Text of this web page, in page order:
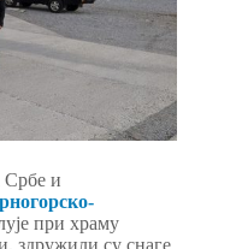
Србе и
при храму